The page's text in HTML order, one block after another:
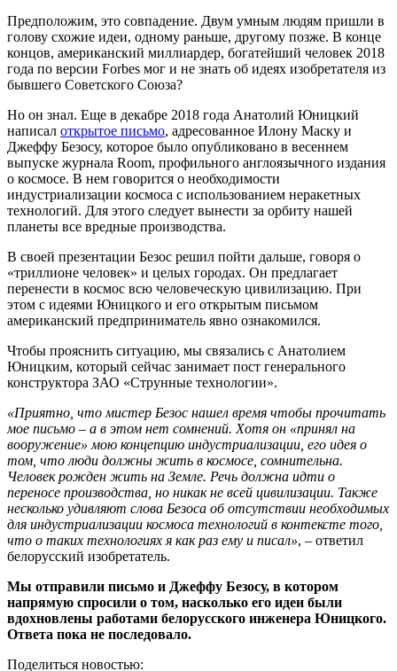
Предположим, это совпадение. Двум умным людям пришли в
голову схожие идеи, одному раньше, другому позже. В конце
концов, американский миллиардер, богатейший человек 2018
года по версии Forbes мог и не знать об идеях изобретателя из
бывшего Советского Союза?
Но он знал. Еще в декабре 2018 года Анатолий Юницкий
написал открытое письмо, адресованное Илону Маску и
Джеффу Безосу, которое было опубликовано в весеннем
выпуске журнала Room, профильного англоязычного издания
о космосе. В нем говорится о необходимости
индустриализации космоса с использованием неракетных
технологий. Для этого следует вынести за орбиту нашей
планеты все вредные производства.
В своей презентации Безос решил пойти дальше, говоря о
«триллионе человек» и целых городах. Он предлагает
перенести в космос всю человеческую цивилизацию. При
этом с идеями Юницкого и его открытым письмом
американский предприниматель явно ознакомился.
Чтобы прояснить ситуацию, мы связались с Анатолием
Юницким, который сейчас занимает пост генерального
конструктора ЗАО «Струнные технологии».
«Приятно, что мистер Безос нашел время чтобы прочитать
мое письмо – а в этом нет сомнений. Хотя он «принял на
вооружение» мою концепцию индустриализации, его идея о
том, что люди должны жить в космосе, сомнительна.
Человек рожден жить на Земле. Речь должна идти о
переносе производства, но никак не всей цивилизации. Также
несколько удивляют слова Безоса об отсутствии необходимых
для индустриализации космоса технологий в контексте того,
что о таких технологиях я как раз ему и писал», – ответил
белорусский изобретатель.
Мы отправили письмо и Джеффу Безосу, в котором
напрямую спросили о том, насколько его идеи были
вдохновлены работами белорусского инженера Юницкого.
Ответа пока не последовало.
Поделиться новостью: